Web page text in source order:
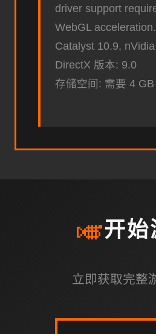
driver support
WebGL
Catalyst 10.9,
DirectX 版本: 9.0
存储空间: 需要 4 GB
🎺开始
立即获取完整